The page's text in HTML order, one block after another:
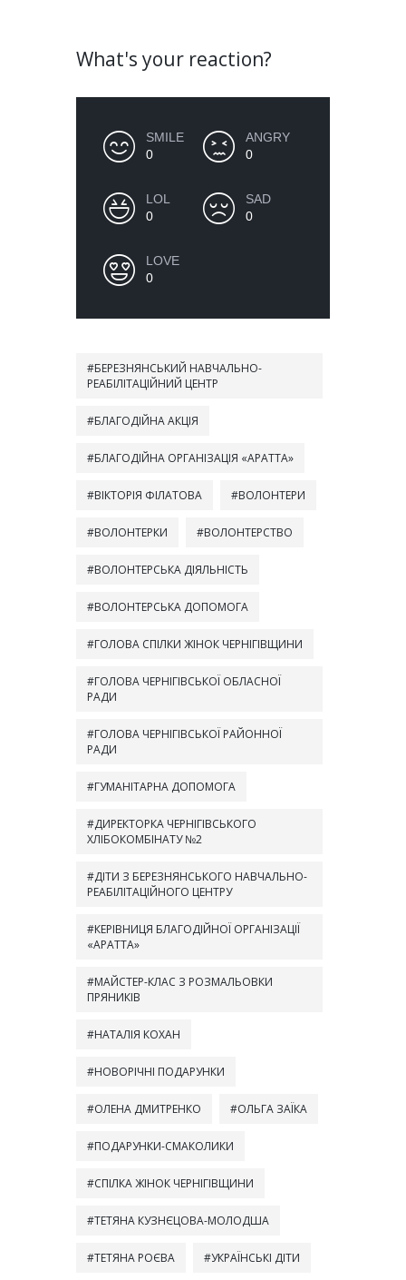
What's your reaction?
0
SMILE
0
ANGRY
0
LOL
0
SAD
0
LOVE
БЕРЕЗНЯНСЬКИЙ НАВЧАЛЬНО-
РЕАБІЛІТАЦІЙНИЙ ЦЕНТР
БЛАГОДІЙНА АКЦІЯ
БЛАГОДІЙНА ОРГАНІЗАЦІЯ «АРАТТА»
ВІКТОРІЯ ФІЛАТОВА ВОЛОНТЕРИ
ВОЛОНТЕРКИ ВОЛОНТЕРСТВО
ВОЛОНТЕРСЬКА ДІЯЛЬНІСТЬ
ВОЛОНТЕРСЬКА ДОПОМОГА
ГОЛОВА СПІЛКИ ЖІНОК ЧЕРНІГІВЩИНИ
ГОЛОВА ЧЕРНІГІВСЬКОЇ ОБЛАСНОЇ
РАДИ
ГОЛОВА ЧЕРНІГІВСЬКОЇ РАЙОННОЇ
РАДИ
ГУМАНІТАРНА ДОПОМОГА
ДИРЕКТОРКА ЧЕРНІГІВСЬКОГО
ХЛІБОКОМБІНАТУ №2
ДІТИ З БЕРЕЗНЯНСЬКОГО НАВЧАЛЬНО-
РЕАБІЛІТАЦІЙНОГО ЦЕНТРУ
КЕРІВНИЦЯ БЛАГОДІЙНОЇ ОРГАНІЗАЦІЇ
«АРАТТА»
МАЙСТЕР-КЛАС З РОЗМАЛЬОВКИ
ПРЯНИКІВ
НАТАЛІЯ КОХАН
НОВОРІЧНІ ПОДАРУНКИ
ОЛЕНА ДМИТРЕНКО ОЛЬГА ЗАЇКА
ПОДАРУНКИ-СМАКОЛИКИ
СПІЛКА ЖІНОК ЧЕРНІГІВЩИНИ
ТЕТЯНА КУЗНЄЦОВА-МОЛОДША
ТЕТЯНА РОЄВА УКРАЇНСЬКІ ДІТИ